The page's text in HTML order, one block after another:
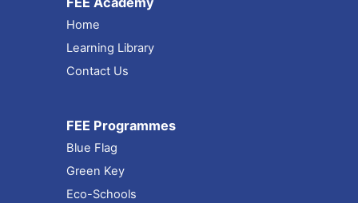
Home
Learning Library
Contact Us
FEE Programmes
Blue Flag
Green Key
Eco-Schools